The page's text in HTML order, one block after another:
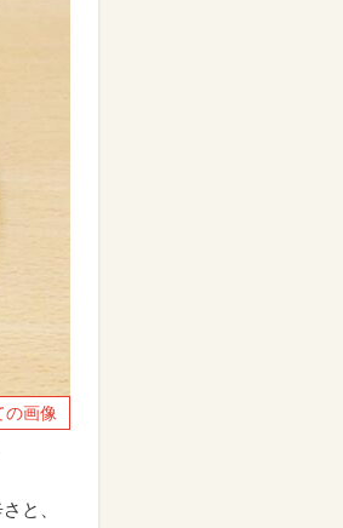
の画像
と、